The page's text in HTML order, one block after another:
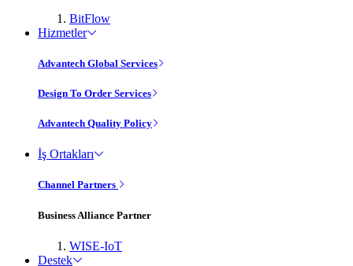
BitFlow
Hizmetler
Advantech Global Services
Design To Order Services
Advantech Quality Policy
İş Ortakları
Channel Partners
Business Alliance Partner
WISE-IoT
Destek